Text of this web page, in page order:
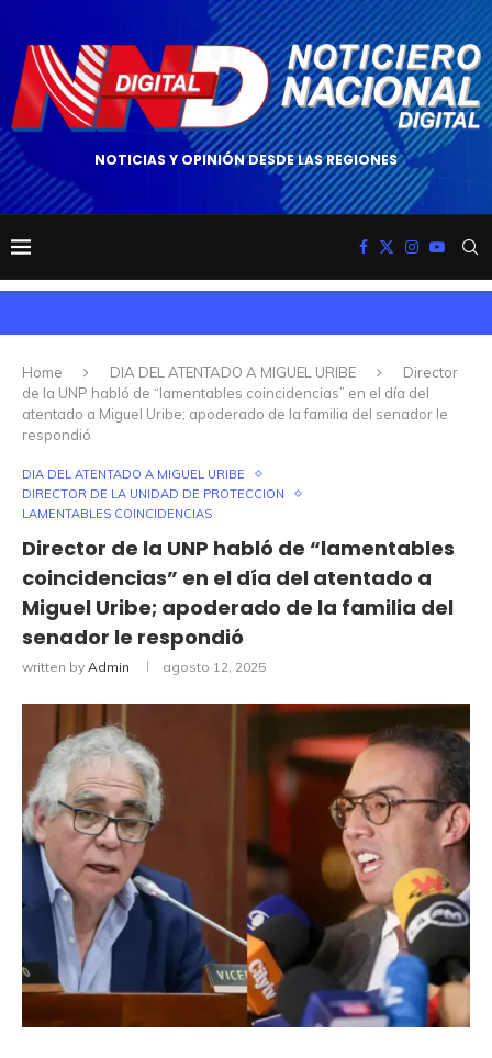
NOTICIAS Y OPINIÓN DESDE LAS REGIONES
Home DIA DEL ATENTADO A MIGUEL URIBE
Director
de la UNP habló de “lamentables coincidencias” en el día del
atentado a Miguel Uribe; apoderado de la familia del senador le
respondió
DIA DEL ATENTADO A MIGUEL URIBE
DIRECTOR DE LA UNIDAD DE PROTECCION
LAMENTABLES COINCIDENCIAS
Director de la UNP habló de “lamentables
coincidencias” en el día del atentado a
Miguel Uribe; apoderado de la familia del
senador le respondió
written by Admin agosto 12, 2025